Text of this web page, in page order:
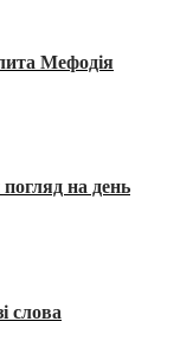
Мефодія
погляд на день
слова